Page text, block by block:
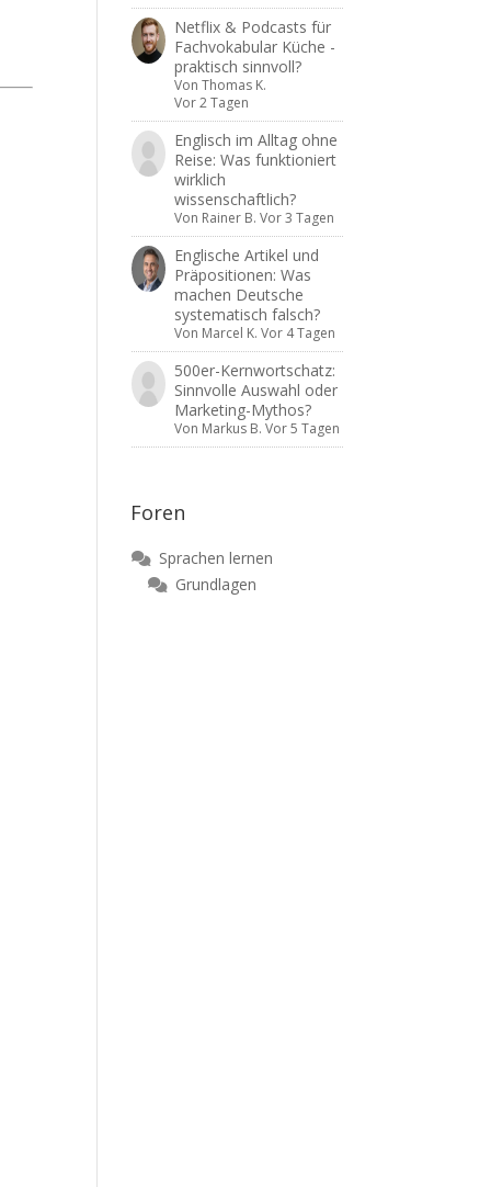
Netflix & Podcasts für
Fachvokabular Küche -
praktisch sinnvoll?
Von Thomas K.
Vor 2 Tagen
Englisch im Alltag ohne
Reise: Was funktioniert
wirklich
wissenschaftlich?
Von Rainer B. Vor 3 Tagen
Englische Artikel und
Präpositionen: Was
machen Deutsche
systematisch falsch?
Von Marcel K. Vor 4 Tagen
500er-Kernwortschatz:
Sinnvolle Auswahl oder
Marketing-Mythos?
Von Markus B. Vor 5 Tagen
Foren
Sprachen lernen
Grundlagen